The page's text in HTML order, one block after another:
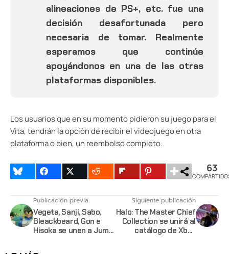
alineaciones de PS+, etc. fue una
decisión desafortunada pero
necesaria de tomar. Realmente
esperamos que continúe
apoyándonos en una de las otras
plataformas disponibles.
Los usuarios que en su momento pidieron su juego para el
Vita, tendrán la opción de recibir el videojuego en otra
plataforma o bien, un reembolso completo.
63
Publicación previa
Vegeta, Sanji, Sabo,
Bleackbeard, Gon e
Hisoka se unen a Jump
Siguiente publicación
Halo: The Master Chief
Collection se unirá al
catálogo de Xbox